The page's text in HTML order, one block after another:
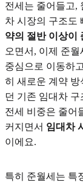
전세는 줄어들고,
차 시장의 구조도
약의 절반 이상이
오면서, 이제 준
중심으로 이동하
히 새로운 계약 방
던 기존 임대차
전세 비중은 줄어
커지면서 임대차
이에요.
특히 준월세는 특